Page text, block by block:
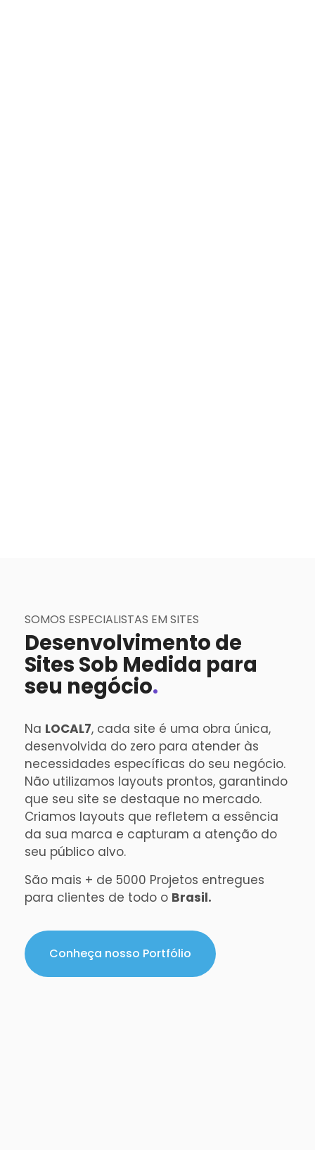
SOMOS ESPECIALISTAS EM SITES
Desenvolvimento de
Sites Sob Medida para
seu negócio.
Na LOCAL7, cada site é uma obra única,
desenvolvida do zero para atender às
necessidades específicas do seu negócio.
Não utilizamos layouts prontos, garantindo
que seu site se destaque no mercado.
Criamos layouts que refletem a essência
da sua marca e capturam a atenção do
seu público alvo.
São mais + de 5000 Projetos entregues
para clientes de todo o Brasil.
Conheça nosso Portfólio